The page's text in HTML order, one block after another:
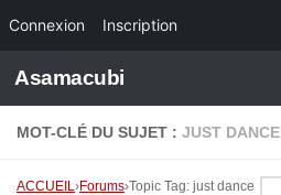
Connexion Inscription
Skip to content
Asamacubi
MOT-CLÉ DU SUJET : JUST DANCE
ACCUEIL›Forums›Topic Tag: just dance